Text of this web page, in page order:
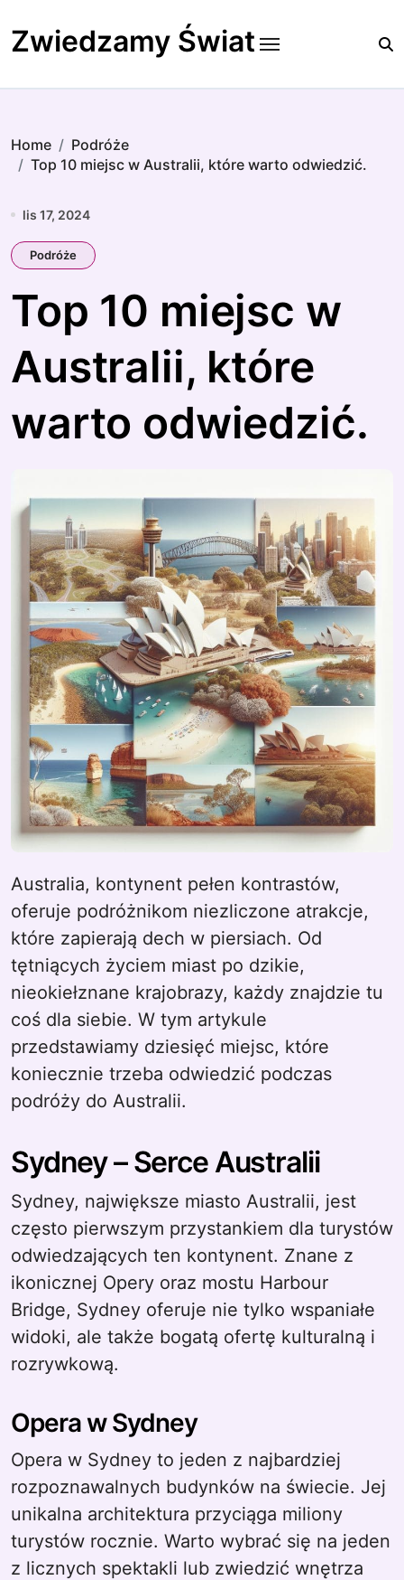
to
content
Zwiedzamy Świat
Home
Podróże
Top 10 miejsc w Australii, które warto odwiedzić.
lis 17, 2024
Podróże
Top 10 miejsc w
Australii, które
warto odwiedzić.
Australia, kontynent pełen kontrastów,
oferuje podróżnikom niezliczone atrakcje,
które zapierają dech w piersiach. Od
tętniących życiem miast po dzikie,
nieokiełznane krajobrazy, każdy znajdzie tu
coś dla siebie. W tym artykule
przedstawiamy dziesięć miejsc, które
koniecznie trzeba odwiedzić podczas
podróży do Australii.
Sydney – Serce Australii
Sydney, największe miasto Australii, jest
często pierwszym przystankiem dla turystów
odwiedzających ten kontynent. Znane z
ikonicznej Opery oraz mostu Harbour
Bridge, Sydney oferuje nie tylko wspaniałe
widoki, ale także bogatą ofertę kulturalną i
rozrywkową.
Opera w Sydney
Opera w Sydney to jeden z najbardziej
rozpoznawalnych budynków na świecie. Jej
unikalna architektura przyciąga miliony
turystów rocznie. Warto wybrać się na jeden
z licznych spektakli lub zwiedzić wnętrza